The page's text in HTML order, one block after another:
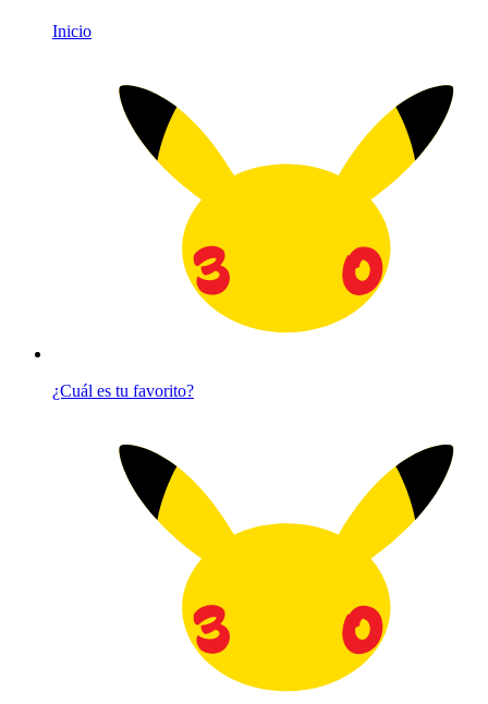
Inicio
¿Cuál es tu favorito?